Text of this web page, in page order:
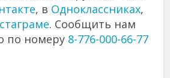
, в Одноклассниках,
. Сообщить нам
по номеру 8-776-000-66-77